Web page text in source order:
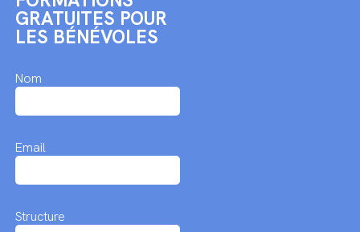
GRATUITES POUR
LES BÉNÉVOLES
Nom
Email
Structure